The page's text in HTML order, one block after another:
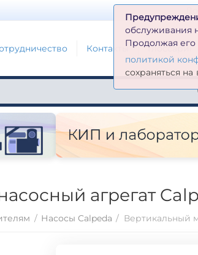
обслуживания
Продолжая его
политикой
сохраняться
Контакты Глоссарий
агрегат
/ Насосы Calpeda /